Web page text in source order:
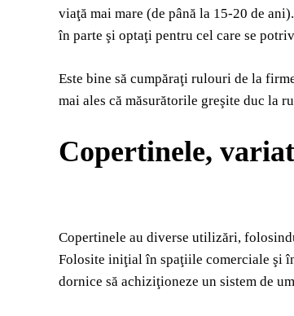
viaţă mai mare (de până la 15-20 de
în parte şi optaţi pentru cel care se
Este bine să cumpăraţi rulouri de la
mai ales că măsurătorile greşite duc la
Copertinele,
Copertinele au diverse utilizări,
Folosite iniţial în spaţiile comerciale şi
dornice să achiziţioneze un sistem de